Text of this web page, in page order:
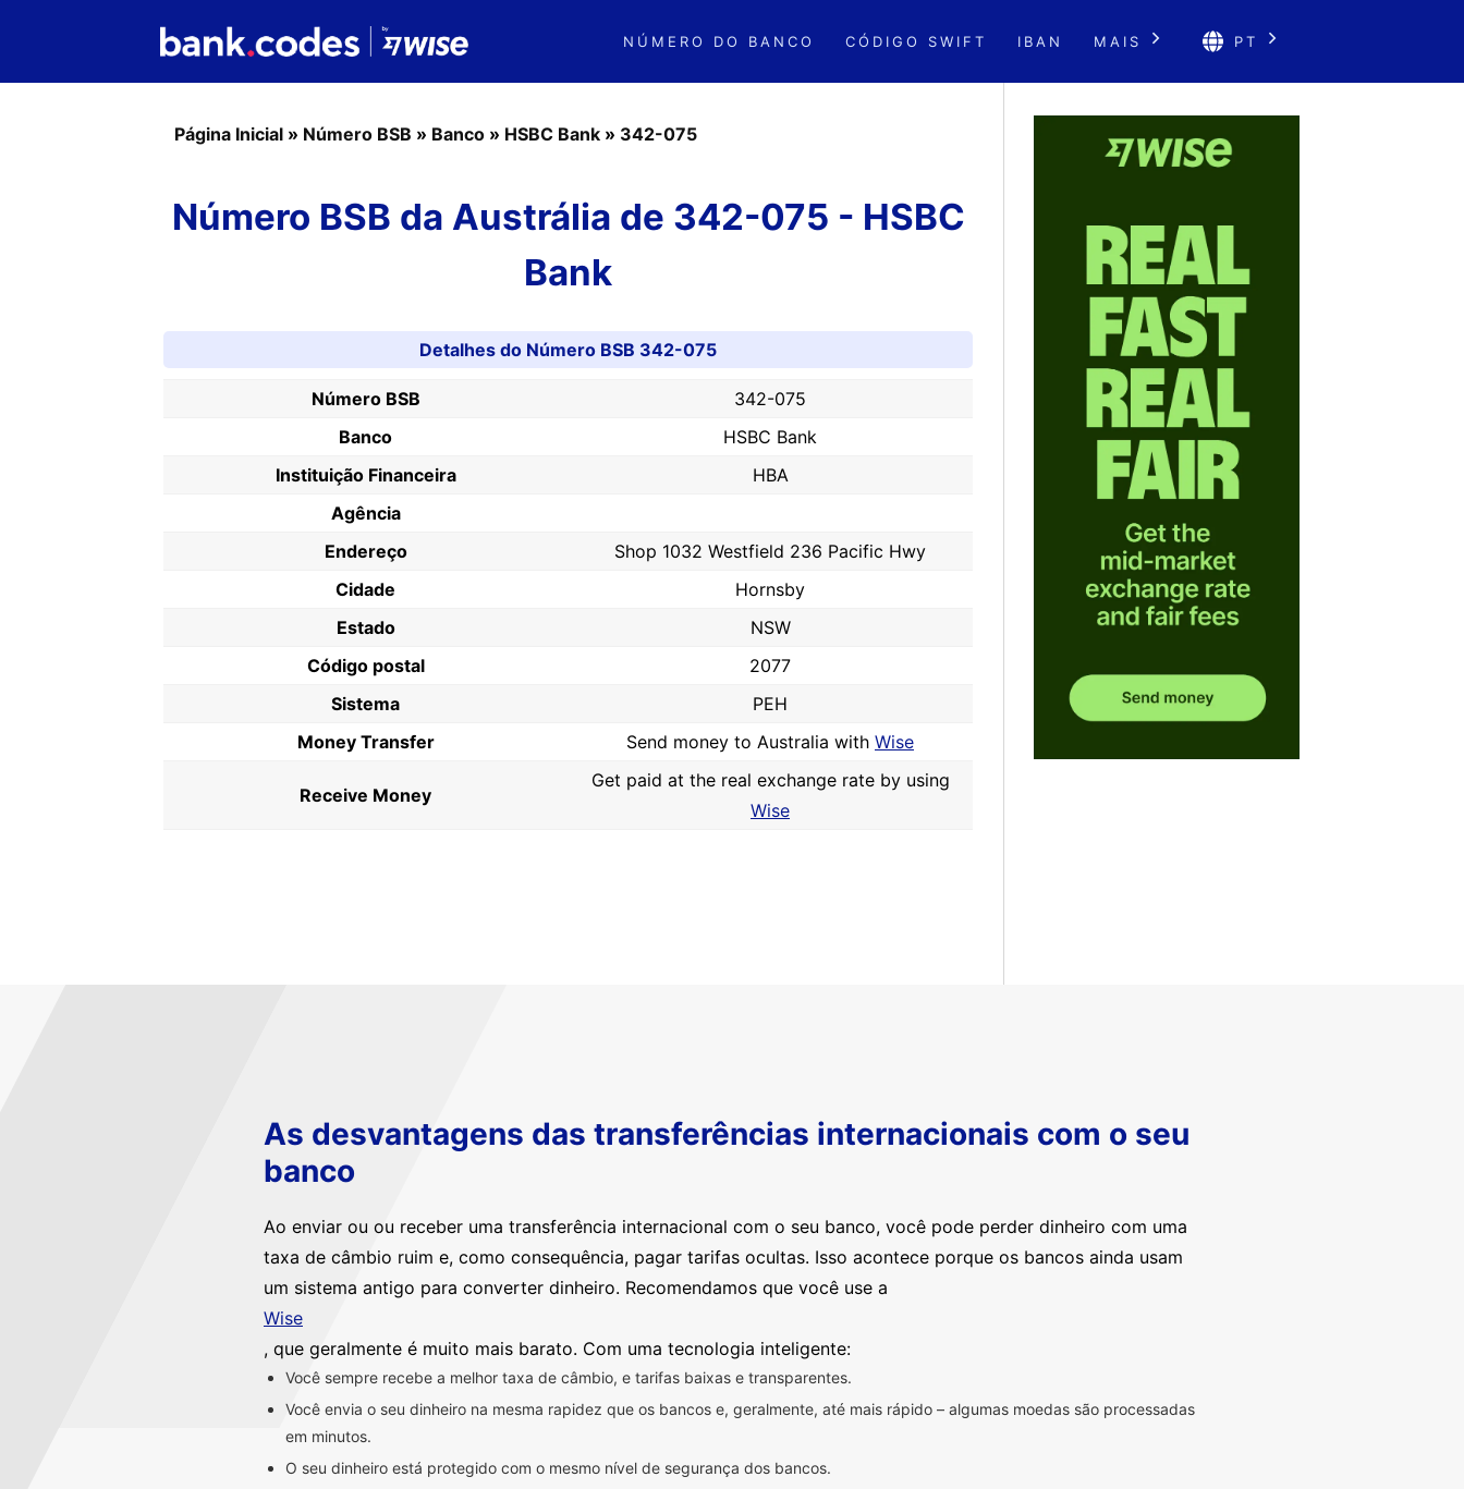
NÚMERO DO BANCO CÓDIGO SWIFT IBAN MAIS PT
Página Inicial » Número BSB » Banco » HSBC Bank » 342-075
Número BSB da Austrália de 342-075 - HSBC
Bank
Detalhes do Número BSB 342-075
Número BSB
342-075
Banco
HSBC Bank
Instituição Financeira
HBA
Agência
Endereço
Shop 1032 Westfield 236 Pacific Hwy
Cidade
Hornsby
Estado
NSW
Código postal
2077
Sistema
PEH
Money Transfer
Send money to Australia with Wise
Receive Money
Get paid at the real exchange rate by using
Wise
As desvantagens das transferências internacionais com o seu
banco
Ao enviar ou ou receber uma transferência internacional com o seu banco, você pode perder dinheiro com uma
taxa de câmbio ruim e, como consequência, pagar tarifas ocultas. Isso acontece porque os bancos ainda usam
um sistema antigo para converter dinheiro. Recomendamos que você use a
Wise
, que geralmente é muito mais barato. Com uma tecnologia inteligente:
Você sempre recebe a melhor taxa de câmbio, e tarifas baixas e transparentes.
Você envia o seu dinheiro na mesma rapidez que os bancos e, geralmente, até mais rápido – algumas moedas são processadas
em minutos.
O seu dinheiro está protegido com o mesmo nível de segurança dos bancos.